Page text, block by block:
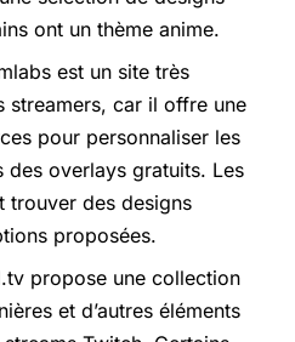
ont un thème anime.
est un site très
streamers, car il offre une
pour personnaliser les
des overlays gratuits. Les
trouver des designs
proposées.
propose une collection
et d’autres éléments